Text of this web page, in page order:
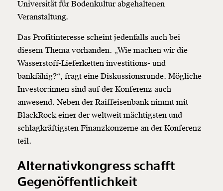
Universität für Bodenkultur abgehaltenen
Veranstaltung.
Das Profitinteresse scheint jedenfalls auch bei
diesem Thema vorhanden. „Wie machen wir die
Wasserstoff-Lieferketten investitions- und
bankfähig?“, fragt eine Diskussionsrunde. Mögliche
Investor:innen sind auf der Konferenz auch
anwesend. Neben der Raiffeisenbank nimmt mit
BlackRock einer der weltweit mächtigsten und
schlagkräftigsten Finanzkonzerne an der Konferenz
teil.
Alternativkongress schafft
Gegenöffentlichkeit